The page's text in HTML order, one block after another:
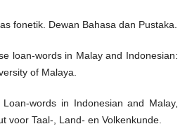
fonetik. Dewan Bahasa dan Pustaka.
loan-words in Malay and Indonesian:
of Malaya.
words in Indonesian and Malay,
voor Taal-, Land- en Volkenkunde.